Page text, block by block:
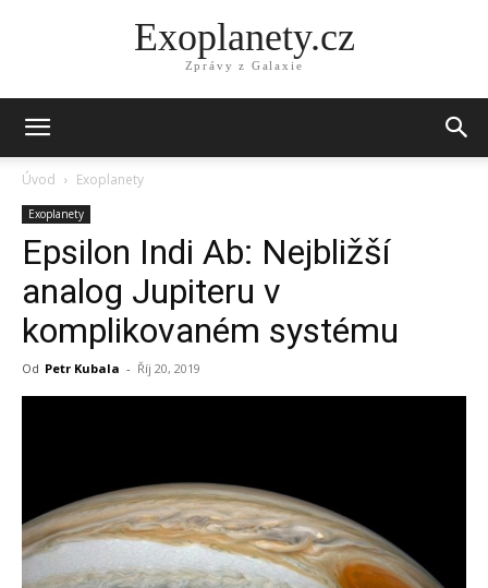
Exoplanety.cz
Zprávy z Galaxie
Úvod Exoplanety
Exoplanety
Epsilon Indi Ab: Nejbližší
analog Jupiteru v
komplikovaném systému
Od Petr Kubala - Říj 20, 2019